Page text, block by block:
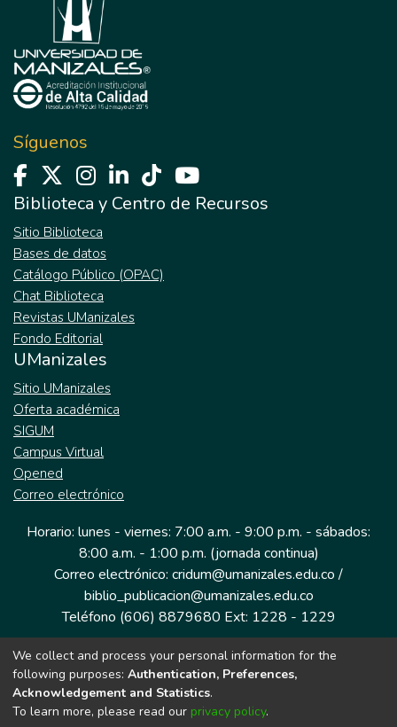
Síguenos
Biblioteca y Centro de Recursos
Sitio Biblioteca
Bases de datos
Catálogo Público (OPAC)
Chat Biblioteca
Revistas UManizales
Fondo Editorial
UManizales
Sitio UManizales
Oferta académica
SIGUM
Campus Virtual
Opened
Correo electrónico
Horario: lunes - viernes: 7:00 a.m. - 9:00 p.m. - sábados:
8:00 a.m. - 1:00 p.m. (jornada continua)
Correo electrónico: cridum@umanizales.edu.co /
biblio_publicacion@umanizales.edu.co
Teléfono (606) 8879680 Ext: 1228 - 1229
Dirección: Cra 9 a # 19-03 Edificio histórico, piso 1
Manizales, Caldas
Colombia.
We collect and process your personal information for the
following purposes: Authentication, Preferences,
Acknowledgement and Statistics.
To learn more, please read our privacy policy.